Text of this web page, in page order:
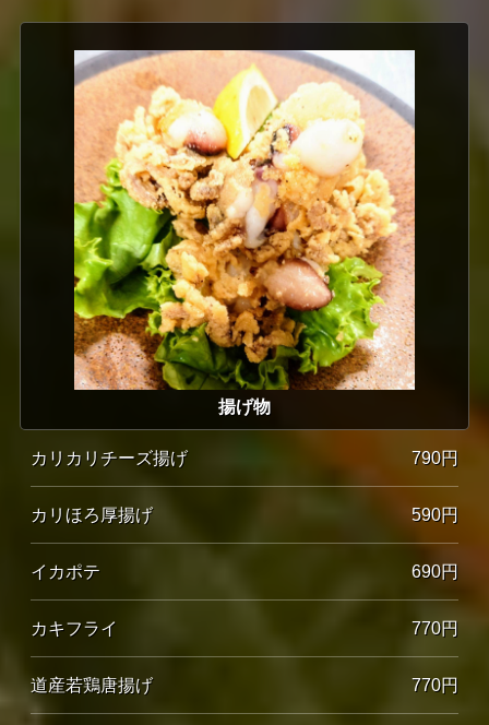
揚げ物
カリカリチーズ揚げ 790円
カリほろ厚揚げ 590円
イカポテ 690円
カキフライ 770円
道産若鶏唐揚げ 770円